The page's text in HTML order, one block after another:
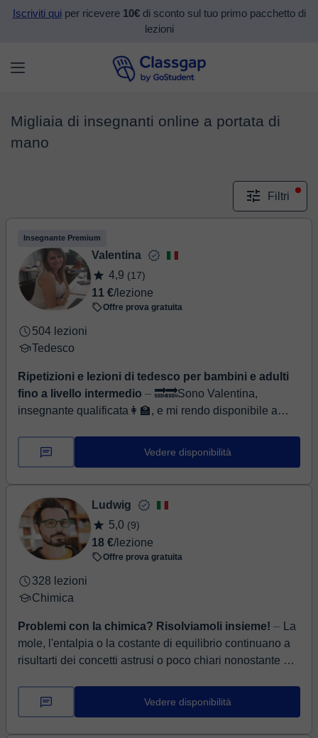
Iscriviti quiper ricevere 10€di sconto sul tuo primo pacchetto di
lezioni
Migliaia di insegnanti online a portata di
mano
Filtri
Insegnante Premium
Valentina
4,9 (17)
11 €/lezione
Offre prova gratuita
504 lezioni
Tedesco
Ripetizioni e lezioni di tedesco per bambini e adulti
fino a livello intermedio ⏤ 🔜🔜Sono Valentina,
insegnante qualificata👩‍🏫, e mi rendo disponibile a
intraprendere un corso di li...
Vedere disponibilità
Ludwig
5,0 (9)
18 €/lezione
Offre prova gratuita
328 lezioni
Chimica
Problemi con la chimica? Risolviamoli insieme! ⏤ La
mole, l'entalpia o la costante di equilibrio continuano a
risultarti dei concetti astrusi o poco chiari nonostante ore
Vedere disponibilità